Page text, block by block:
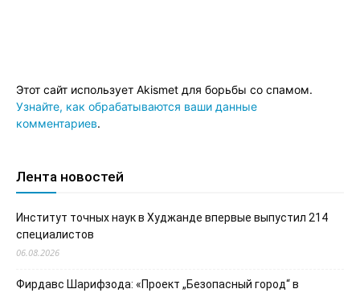
Этот сайт использует Akismet для борьбы со спамом.
Узнайте, как обрабатываются ваши данные
комментариев.
Лента новостей
Институт точных наук в Худжанде впервые выпустил 214
специалистов
06.08.2026
Фирдавс Шарифзода: «Проект „Безопасный город“ в